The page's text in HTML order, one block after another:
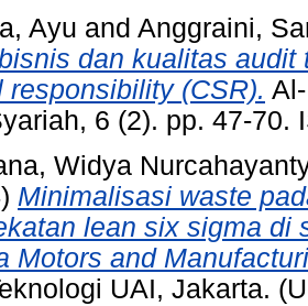
Ayu and Anggraini,
dan kualitas audit
responsibility (CSR).
6 (2). pp. 47-70.
Widya
Minimalisasi waste
lean six sigma di
Motors and
UAI, Jakarta.